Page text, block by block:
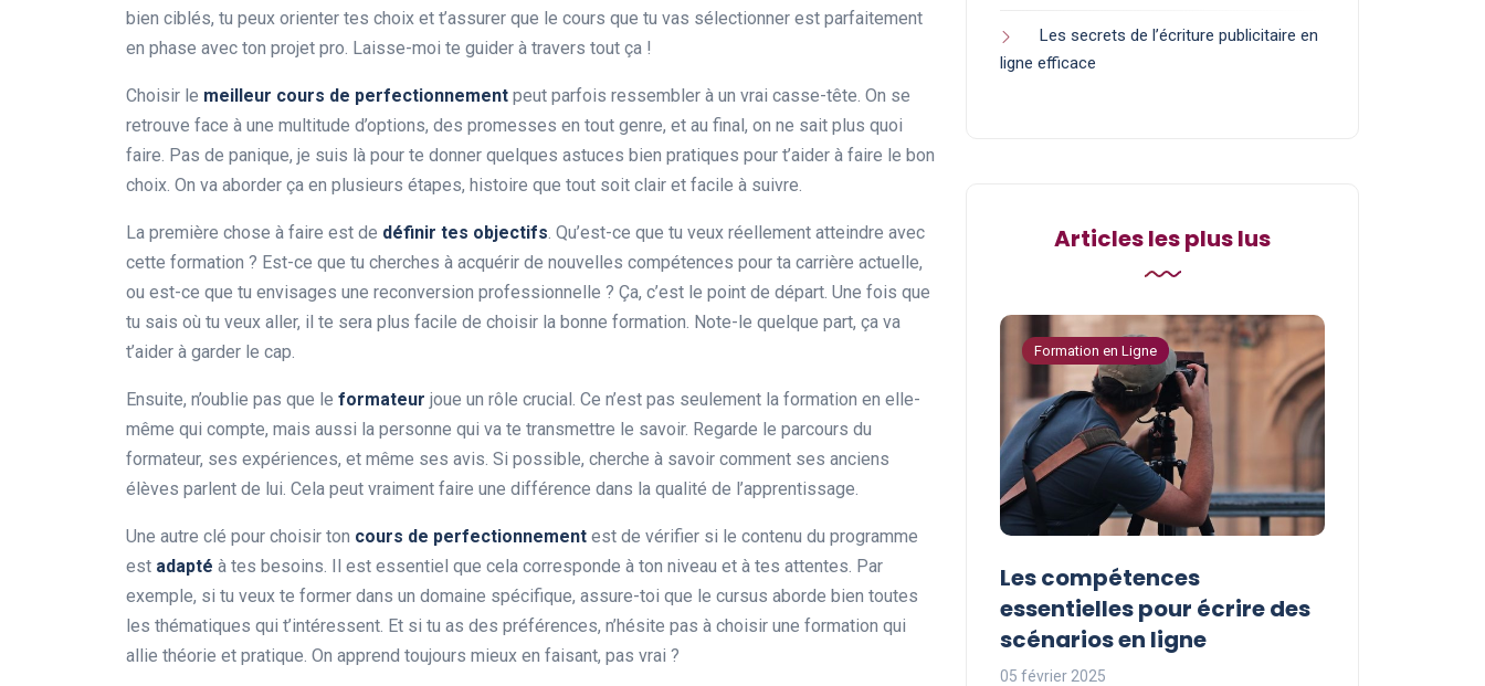
bien ciblés, tu peux orienter tes choix et t’assurer que le cours que tu vas sélectionner est parfaitement
en phase avec ton projet pro. Laisse-moi te guider à travers tout ça !
Choisir le meilleur cours de perfectionnement peut parfois ressembler à un vrai casse-tête. On se
retrouve face à une multitude d’options, des promesses en tout genre, et au final, on ne sait plus quoi
faire. Pas de panique, je suis là pour te donner quelques astuces bien pratiques pour t’aider à faire le bon
choix. On va aborder ça en plusieurs étapes, histoire que tout soit clair et facile à suivre.
La première chose à faire est de définir tes objectifs . Qu’est-ce que tu veux réellement atteindre avec
cette formation ? Est-ce que tu cherches à acquérir de nouvelles compétences pour ta carrière actuelle,
ou est-ce que tu envisages une reconversion professionnelle ? Ça, c’est le point de départ. Une fois que
tu sais où tu veux aller, il te sera plus facile de choisir la bonne formation. Note-le quelque part, ça va
t’aider à garder le cap.
Ensuite, n’oublie pas que le formateur joue un rôle crucial. Ce n’est pas seulement la formation en elle-
même qui compte, mais aussi la personne qui va te transmettre le savoir. Regarde le parcours du
formateur, ses expériences, et même ses avis. Si possible, cherche à savoir comment ses anciens
élèves parlent de lui. Cela peut vraiment faire une différence dans la qualité de l’apprentissage.
Une autre clé pour choisir ton cours de perfectionnement est de vérifier si le contenu du programme
est adapté à tes besoins. Il est essentiel que cela corresponde à ton niveau et à tes attentes. Par
exemple, si tu veux te former dans un domaine spécifique, assure-toi que le cursus aborde bien toutes
les thématiques qui t’intéressent. Et si tu as des préférences, n’hésite pas à choisir une formation qui
allie théorie et pratique. On apprend toujours mieux en faisant, pas vrai ?
Les secrets de l’écriture publicitaire en
ligne efficace
Articles les plus lus
Comment améliorer vos
compétences en écriture
publicitaire en ligne
Formation en Ligne
Les compétences
essentielles pour écrire des
scénarios en ligne
05 février 2025